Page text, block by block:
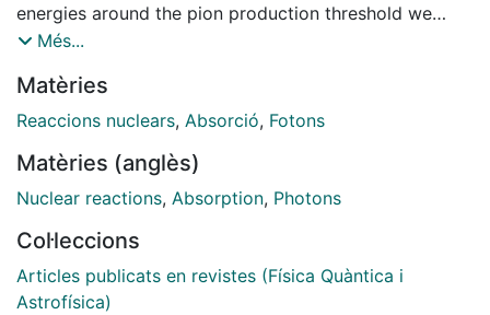
energies around the pion production threshold we
obtain a fraction of three body absorption of less than
claims that it dominates the absorption process. The
strength of the three body channel grows smoothly
60% of the total direct absorption at energies of the
photon around 400 MeV.
Més...
Matèries
Reaccions nuclears, Absorció, Fotons
Matèries (anglès)
Nuclear reactions, Absorption, Photons
Col·leccions
Articles publicats en revistes (Física Quàntica i
Astrofísica)